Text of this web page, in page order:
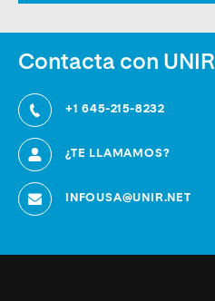
Contacta con UNIR
+1 645-215-8232
¿TE LLAMAMOS?
INFOUSA@UNIR.NET